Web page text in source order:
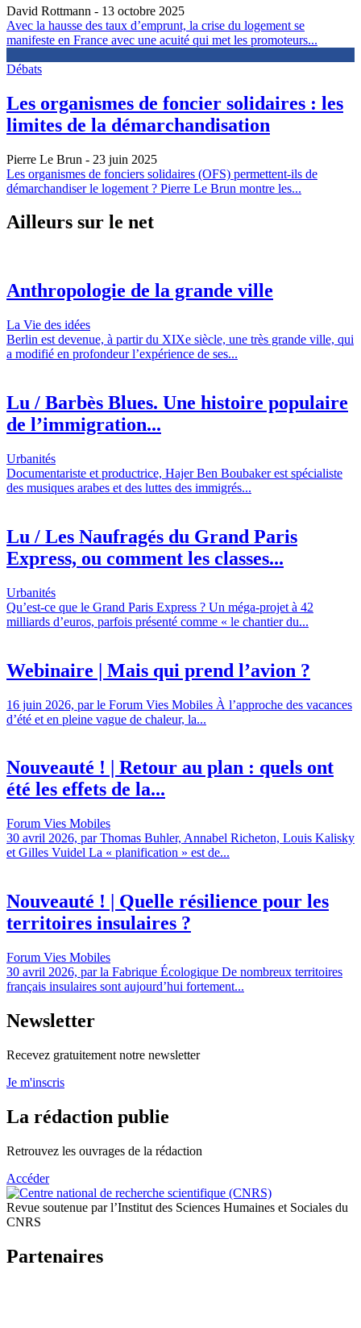
David Rottmann - 13 octobre 2025
Avec la hausse des taux d’emprunt, la crise du logement se
manifeste en France avec une acuité qui met les promoteurs...
Débats
Les organismes de foncier solidaires : les
limites de la démarchandisation
Pierre Le Brun - 23 juin 2025
Les organismes de fonciers solidaires (OFS) permettent-ils de
démarchandiser le logement ? Pierre Le Brun montre les...
Ailleurs sur le net
Anthropologie de la grande ville
La Vie des idées
Berlin est devenue, à partir du XIXe siècle, une très grande ville, qui
a modifié en profondeur l’expérience de ses...
Lu / Barbès Blues. Une histoire populaire
de l’immigration...
Urbanités
Documentariste et productrice, Hajer Ben Boubaker est spécialiste
des musiques arabes et des luttes des immigrés...
Lu / Les Naufragés du Grand Paris
Express, ou comment les classes...
Urbanités
Qu’est-ce que le Grand Paris Express ? Un méga-projet à 42
milliards d’euros, parfois présenté comme « le chantier du...
Webinaire | Mais qui prend l’avion ?
16 juin 2026, par le Forum Vies Mobiles À l’approche des vacances
d’été et en pleine vague de chaleur, la...
Nouveauté ! | Retour au plan : quels ont
été les effets de la...
Forum Vies Mobiles
30 avril 2026, par Thomas Buhler, Annabel Richeton, Louis Kalisky
et Gilles Vuidel La « planification » est de...
Nouveauté ! | Quelle résilience pour les
territoires insulaires ?
Forum Vies Mobiles
30 avril 2026, par la Fabrique Écologique De nombreux territoires
français insulaires sont aujourd’hui fortement...
Newsletter
Recevez gratuitement notre newsletter
Je m'inscris
La rédaction publie
Retrouvez les ouvrages de la rédaction
Accéder
Revue soutenue par l’Institut des Sciences Humaines et Sociales du
CNRS
Partenaires